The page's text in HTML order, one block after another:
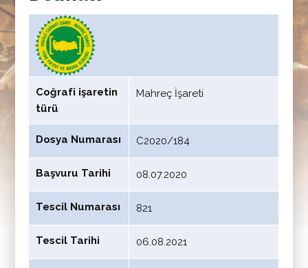
Coğrafi işaretin
türü
Mahreç İşareti
Dosya Numarası C2020/184
Başvuru Tarihi 08.07.2020
Tescil Numarası 821
Tescil Tarihi 06.08.2021